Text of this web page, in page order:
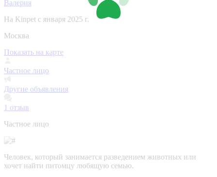
Валерия
На Kinpet c января 2025 г.
Москва
Показать на карте
Частное лицо
Другие объявления
1 отзыв
Частное лицо
Человек, который занимается разведением животных или
хочет найти питомцу любящую семью.